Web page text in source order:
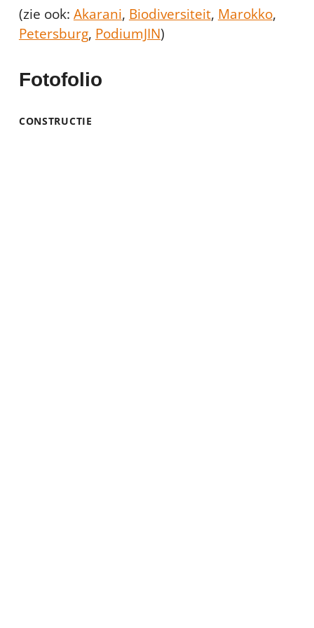
(zie ook: Akarani, Biodiversiteit, Marokko,
Petersburg, PodiumJIN)
Fotofolio
CONSTRUCTIE